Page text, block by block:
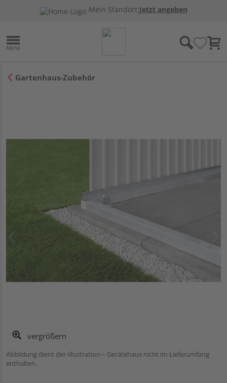
Mein Standort:Jetzt angeben
Gartenhaus-Zubehör
vergrößern
Abbildung dient der Illustration – Gerätehaus nicht im Lieferumfang
enthalten.